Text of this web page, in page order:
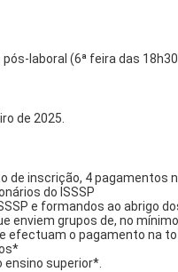
laboral (6ª feira das
de 2025.
de inscrição, 4 pagamentos
do ISSSP
e formandos ao abrigo
enviem grupos de, no
efectuam o pagamento na
ensino superior*.